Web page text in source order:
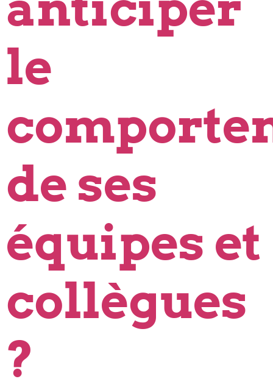
le
de ses
équipes et
collègues
?